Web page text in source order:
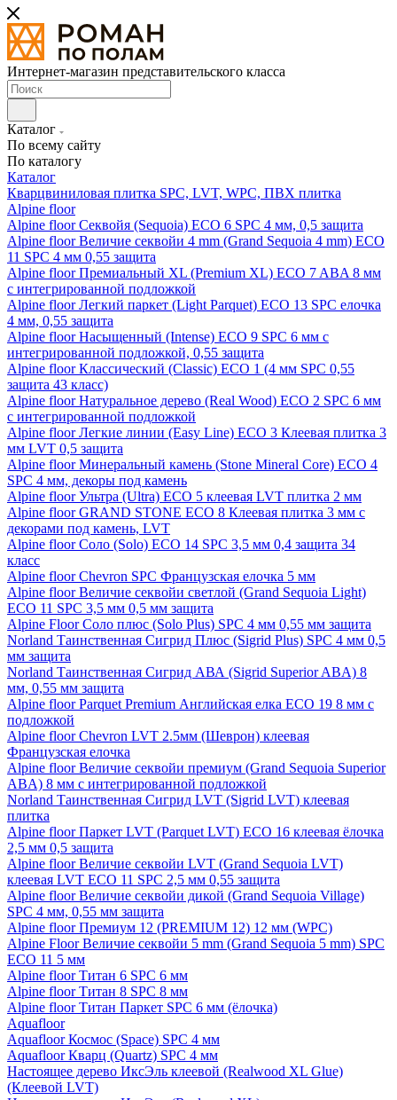
Интернет-магазин представительского класса
Каталог
По всему сайту
По каталогу
Каталог
Кварцвиниловая плитка SPC, LVT, WPC, ПВХ плитка
Alpine floor
Alpine floor Секвойя (Sequoia) ECO 6 SPC 4 мм, 0,5 защита
Alpine floor Величие секвойи 4 mm (Grand Sequoia 4 mm) ECO
11 SPC 4 мм 0,55 защита
Alpine floor Премиальный XL (Premium XL) ECO 7 ABA 8 мм
с интегрированной подложкой
Alpine floor Легкий паркет (Light Parquet) ECO 13 SPC елочка
4 мм, 0,55 защита
Alpine floor Насыщенный (Intense) ECO 9 SPC 6 мм с
интегрированной подложкой, 0,55 защита
Alpine floor Классический (Classic) ECO 1 (4 мм SPC 0,55
защита 43 класс)
Alpine floor Натуральное дерево (Real Wood) ECO 2 SPC 6 мм
с интегрированной подложкой
Alpine floor Легкие линии (Easy Line) ECO 3 Клеевая плитка 3
мм LVT 0,5 защита
Alpine floor Минеральный камень (Stone Mineral Core) ECO 4
SPC 4 мм, декоры под камень
Alpine floor Ультра (Ultra) ECO 5 клеевая LVT плитка 2 мм
Alpine floor GRAND STONE ECO 8 Клеевая плитка 3 мм с
декорами под камень, LVT
Alpine floor Соло (Solo) ECO 14 SPC 3,5 мм 0,4 защита 34
класс
Alpine floor Chevron SPC Французская елочка 5 мм
Alpine floor Величие секвойи светлой (Grand Sequoia Light)
ECO 11 SPC 3,5 мм 0,5 мм защита
Alpine Floor Соло плюс (Solo Plus) SPC 4 мм 0,55 мм защита
Norland Таинственная Сигрид Плюс (Sigrid Plus) SPC 4 мм 0,5
мм защита
Norland Таинственная Сигрид АВА (Sigrid Superior ABA) 8
мм, 0,55 мм защита
Alpine floor Parquet Premium Английская елка ECO 19 8 мм с
подложкой
Alpine floor Chevron LVT 2.5мм (Шеврон) клеевая
Французская елочка
Alpine floor Величие секвойи премиум (Grand Sequoia Superior
ABA) 8 мм с интегрированной подложкой
Norland Таинственная Сигрид LVT (Sigrid LVT) клеевая
плитка
Alpine floor Паркет LVT (Parquet LVT) ECO 16 клеевая ёлочка
2,5 мм 0,5 защита
Alpine floor Величие секвойи LVT (Grand Sequoia LVT)
клеевая LVT ECO 11 SPC 2,5 мм 0,55 защита
Alpine floor Величие секвойи дикой (Grand Sequoia Village)
SPC 4 мм, 0,55 мм защита
Alpine floor Премиум 12 (PREMIUM 12) 12 мм (WPC)
Alpine Floor Величие секвойи 5 mm (Grand Sequoia 5 mm) SPC
ECO 11 5 мм
Alpine floor Титан 6 SPC 6 мм
Alpine floor Титан 8 SPC 8 мм
Alpine floor Титан Паркет SPC 6 мм (ёлочка)
Aquafloor
Aquafloor Космос (Space) SPC 4 мм
Aquafloor Кварц (Quartz) SPC 4 мм
Настоящее дерево ИксЭль клеевой (Realwood XL Glue)
(Клеевой LVT)